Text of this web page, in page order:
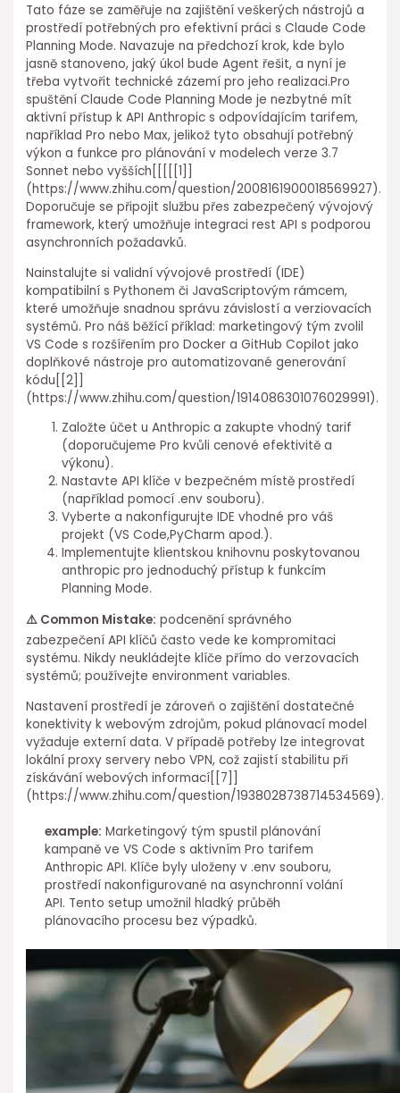
Tato fáze se zaměřuje⁢ na zajištění veškerých nástrojů a
prostředí potřebných pro efektivní práci s Claude Code
Planning Mode. Navazuje na předchozí krok,⁢ kde bylo
jasně stanoveno,⁣ jaký úkol ⁣bude Agent řešit, a nyní je
třeba vytvořit technické zázemí pro jeho realizaci.Pro
spuštění Claude Code Planning Mode je nezbytné mít
aktivní přístup k API⁣ Anthropic s odpovídajícím⁣ tarifem,
například Pro nebo Max, jelikož tyto obsahují potřebný
výkon a funkce pro plánování ⁤v modelech verze 3.7
Sonnet nebo vyšších[[[[[1]]
(https://www.zhihu.com/question/2008161900018569927).
Doporučuje se připojit službu přes zabezpečený vývojový
framework, který umožňuje integraci rest ⁤API s podporou
asynchronních požadavků.
Nainstalujte si validní vývojové prostředí (IDE)
kompatibilní s Pythonem či JavaScriptovým rámcem,
které umožňuje snadnou správu závislostí a verziovacích
systémů. Pro náš běžící příklad: marketingový tým zvolil
VS⁤ Code s rozšířením pro Docker a GitHub⁤ Copilot jako
doplňkové nástroje pro automatizované generování
kódu[[2]]
(https://www.zhihu.com/question/1914086301076029991).
Založte účet u Anthropic a zakupte vhodný tarif
(doporučujeme Pro kvůli cenové efektivitě⁤ a
výkonu).
Nastavte API klíče v bezpečném místě prostředí⁣
(například pomocí .env souboru).
Vyberte a nakonfigurujte IDE vhodné pro váš
projekt (VS Code,PyCharm ⁣apod.).
Implementujte klientskou knihovnu poskytovanou
anthropic pro jednoduchý přístup k funkcím
Planning Mode.
⚠️ Common Mistake: podcenění správného
zabezpečení API⁣ klíčů často vede ke kompromitaci
systému. Nikdy neukládejte klíče přímo do verzovacích
systémů; používejte environment variables.
Nastavení prostředí je zároveň o zajištění dostatečné
konektivity k webovým zdrojům, pokud plánovací model
vyžaduje externí data. V případě potřeby lze integrovat
lokální proxy ⁣servery nebo VPN, což zajistí stabilitu při
získávání webových informací[[7]]
(https://www.zhihu.com/question/1938028738714534569).
example: Marketingový tým spustil plánování
kampaně ve VS Code s aktivním Pro tarifem
Anthropic⁤ API. Klíče byly uloženy v .env⁢ souboru,
prostředí nakonfigurované na asynchronní volání
API. Tento setup umožnil hladký průběh
plánovacího procesu bez výpadků.